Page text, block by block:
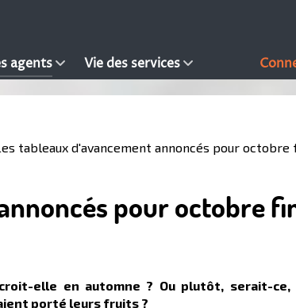
agents Vie des services
tableaux d'avancement annoncés pour
pour octobre
elle en automne ? Ou plutôt, serait-
porté leurs fruits ?